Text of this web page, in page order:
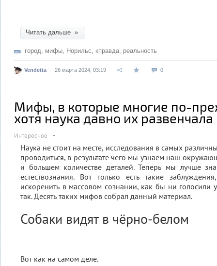
Читать дальше »
город мифы Норильс кправда реальность
Vendetta 26 марта 2024, 03:19 0
Мифы, в которые многие по-
хотя наука давно их развенчала
Интересное
Наука не стоит на месте, исследования в самых
проводиться, в результате чего мы узнаём наш
и большем количестве деталей. Теперь мы лучше
естествознания. Вот только есть такие
искоренить в массовом сознании, как бы ни голосили
так. Десять таких мифов собрал данный материал.
Собаки видят в чёрно-белом
Вот как на самом деле.